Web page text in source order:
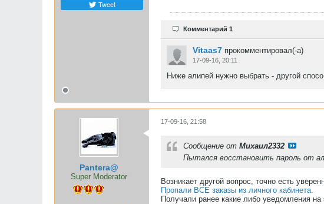
Tweet
Комментарий 1
Vitaas7 прокомментировал(-а)
17-09-16, 20:11
Ниже алипей нужно выбрать - другой
Pantera@
Super Moderator
17-09-16, 21:58
Сообщение от Михаил2332
Пытался восстановить пароль от
Возникает другой вопрос, точно есть
Пропали ВСЕ заказы из личного кабинета.
Получали ранее какие либо уведомления